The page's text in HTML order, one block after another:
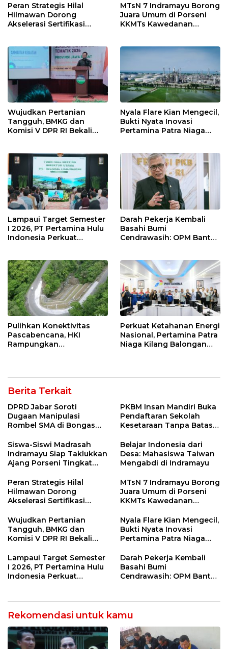
Peran Strategis Hilal
Hilmawan Dorong
Akselerasi Sertifikasi
Indramayu
MTsN 7 Indramayu Borong
Juara Umum di Porseni
KKMTs Kawedanan
Wujudkan Pertanian
Tangguh, BMKG dan
Komisi V DPR RI Bekali
Nyala Flare Kian Mengecil,
Bukti Nyata Inovasi
Pertamina Patra Niaga
Lampaui Target Semester
I 2026, PT Pertamina Hulu
Indonesia Perkuat
Keselamatan Kerja
Darah Pekerja Kembali
Basahi Bumi
Cendrawasih: OPM Bantai
Pulihkan Konektivitas
Pascabencana, HKI
Rampungkan
Perkuat Ketahanan Energi
Nasional, Pertamina Patra
Niaga Kilang Balongan
Berita Terkait
DPRD Jabar Soroti
Dugaan Manipulasi
Rombel SMA di Bongas
Verifikasi Lapangan
PKBM Insan Mandiri Buka
Pendaftaran Sekolah
Kesetaraan Tanpa Batas
Siswa-Siswi Madrasah
Indramayu Siap Taklukkan
Ajang Porseni Tingkat
Belajar Indonesia dari
Desa: Mahasiswa Taiwan
Mengabdi di Indramayu
Peran Strategis Hilal
Hilmawan Dorong
Akselerasi Sertifikasi
Entaskan Kemiskinan di
Indramayu
MTsN 7 Indramayu Borong
Juara Umum di Porseni
KKMTs Kawedanan
Wujudkan Pertanian
Tangguh, BMKG dan
Komisi V DPR RI Bekali
Sekolah Lapang Iklim
Nyala Flare Kian Mengecil,
Bukti Nyata Inovasi
Pertamina Patra Niaga
Net Zero Emission 2060
Lampaui Target Semester
I 2026, PT Pertamina Hulu
Indonesia Perkuat
Keselamatan Kerja
Darah Pekerja Kembali
Basahi Bumi
Cendrawasih: OPM Bantai
Rekomendasi untuk kamu